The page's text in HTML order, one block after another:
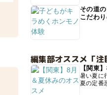
その道
こだわ
編集部オススメ「注
【関東
暑い夏に
夏の定番